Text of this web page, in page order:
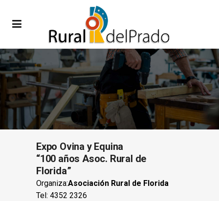
Expo Ovina y Equina
“100 años Asoc. Rural de
Florida”
Organiza:Asociación Rural de Florida
Tel: 4352 2326